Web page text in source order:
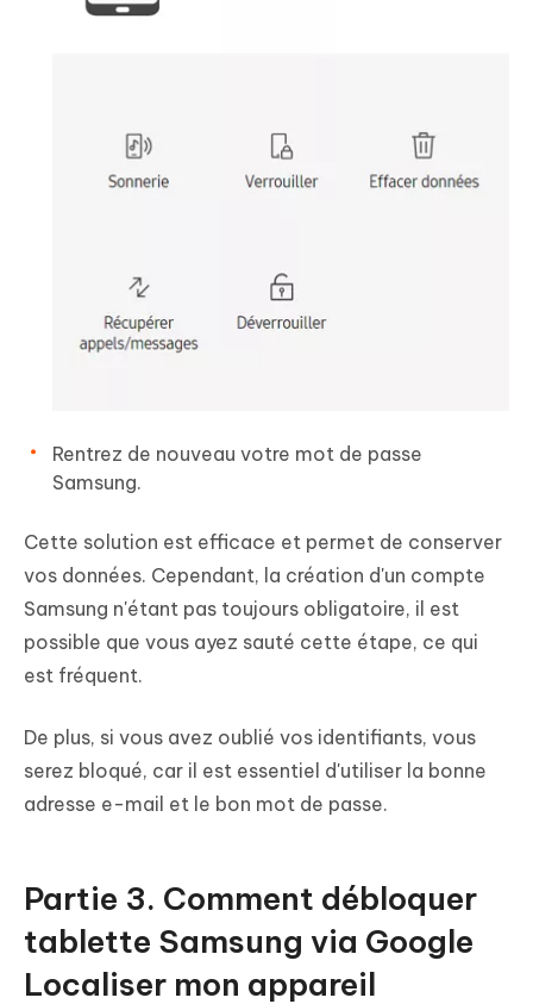
Rentrez de nouveau votre mot de passe
Samsung.
Cette solution est efficace et permet de conserver
vos données. Cependant, la création d'un compte
Samsung n'étant pas toujours obligatoire, il est
possible que vous ayez sauté cette étape, ce qui
est fréquent.
De plus, si vous avez oublié vos identifiants, vous
serez bloqué, car il est essentiel d'utiliser la bonne
adresse e-mail et le bon mot de passe.
Partie 3. Comment débloquer
tablette Samsung via Google
Localiser mon appareil